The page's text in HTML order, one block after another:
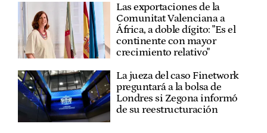
Las exportaciones de la
Comunitat Valenciana a
África, a doble dígito: "Es el
continente con mayor
crecimiento relativo"
La jueza del caso Finetwork
preguntará a la bolsa de
Londres si Zegona informó
de su reestructuración